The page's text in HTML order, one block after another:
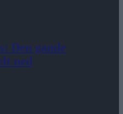
Den gamle
ned